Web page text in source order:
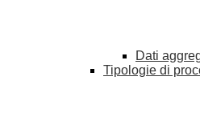
Dati
Tipologie di